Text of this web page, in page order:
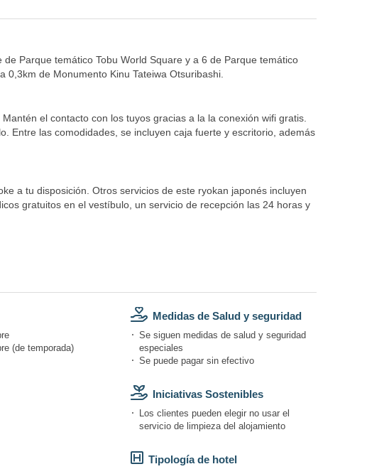
Parque temático Tobu World Square y a 6 de Parque temático
de Monumento Kinu Tateiwa Otsuribashi.
el contacto con los tuyos gracias a la la conexión wifi gratis.
Entre las comodidades, se incluyen caja fuerte y escritorio, además
a tu disposición. Otros servicios de este ryokan japonés incluyen
gratuitos en el vestíbulo, un servicio de recepción las 24 horas y
(de temporada)
Medidas de Salud y seguridad
Se siguen medidas de salud y seguridad
especiales
Se puede pagar sin efectivo
Iniciativas Sostenibles
Los clientes pueden elegir no usar el
servicio de limpieza del alojamiento
Tipología de hotel